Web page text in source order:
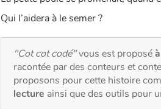
Qui l’aidera à le semer ?
"Cot cot codé"vous est proposé
racontée par des conteurs et
proposons pour cette histoire
lecture ainsi que des outils pour